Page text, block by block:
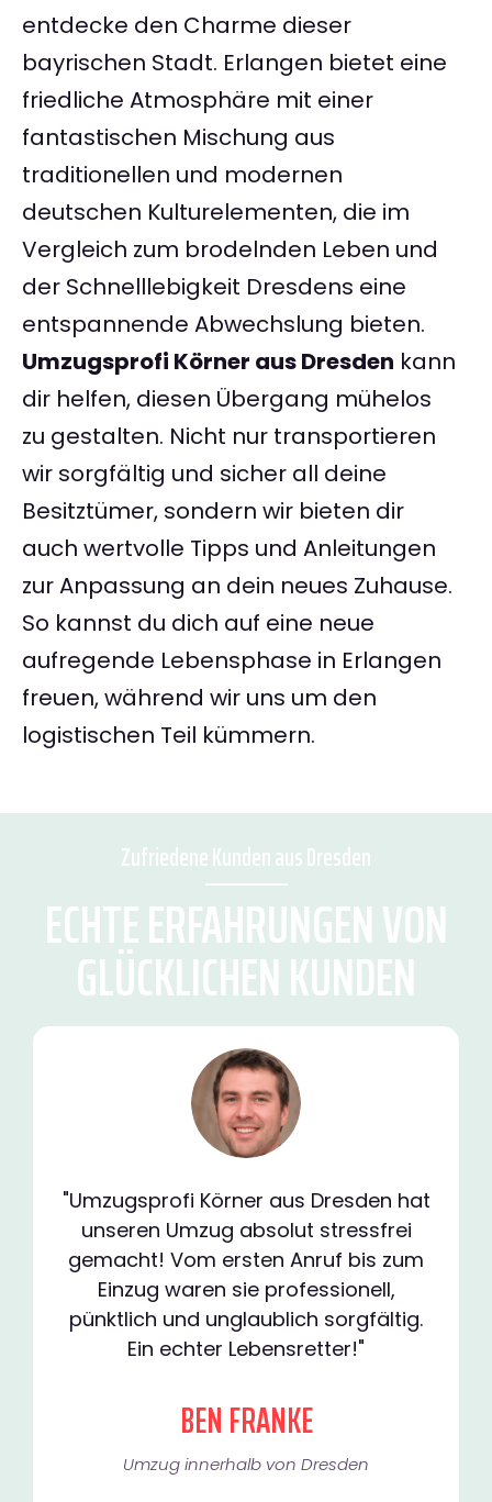
entdecke den Charme dieser
bayrischen Stadt. Erlangen bietet eine
friedliche Atmosphäre mit einer
fantastischen Mischung aus
traditionellen und modernen
deutschen Kulturelementen, die im
Vergleich zum brodelnden Leben und
der Schnelllebigkeit Dresdens eine
entspannende Abwechslung bieten.
Umzugsprofi Körner aus Dresden kann
dir helfen, diesen Übergang mühelos
zu gestalten. Nicht nur transportieren
wir sorgfältig und sicher all deine
Besitztümer, sondern wir bieten dir
auch wertvolle Tipps und Anleitungen
zur Anpassung an dein neues Zuhause.
So kannst du dich auf eine neue
aufregende Lebensphase in Erlangen
freuen, während wir uns um den
logistischen Teil kümmern.
Zufriedene Kunden aus Dresden
ECHTE ERFAHRUNGEN VON
GLÜCKLICHEN KUNDEN
"Umzugsprofi Körner aus Dresden hat
unseren Umzug absolut stressfrei
gemacht! Vom ersten Anruf bis zum
Einzug waren sie professionell,
pünktlich und unglaublich sorgfältig.
Ein echter Lebensretter!"
BEN FRANKE
Umzug innerhalb von Dresden​